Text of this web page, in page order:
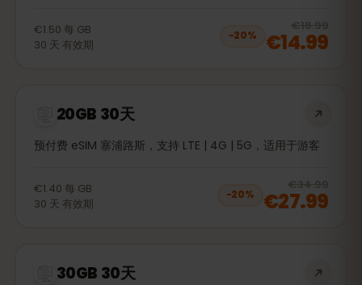
€1.50 每 GB
30 天 有效期
−20%
€18.99
€14.99
20GB 30天
预付费 eSIM 塞浦路斯，支持 LTE | 4G | 5G，适用于游客
€1.40 每 GB
30 天 有效期
−20%
€34.99
€27.99
30GB 30天